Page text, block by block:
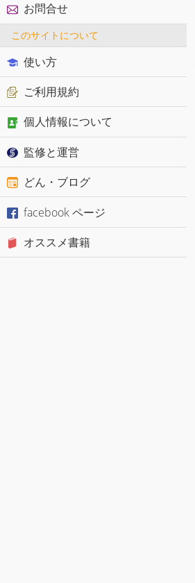
お問合せ
このサイトについて
使い方
ご利用規約
個人情報について
監修と運営
どん・ブログ
facebook ページ
オススメ書籍